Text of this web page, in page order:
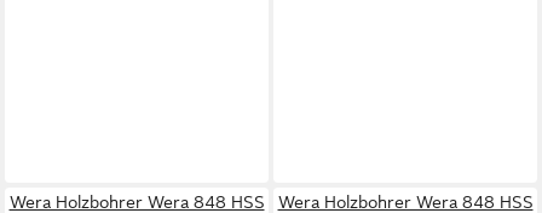
Wera Holzbohrer Wera 848 HSS
Wera Holzbohrer Wera 848 HSS